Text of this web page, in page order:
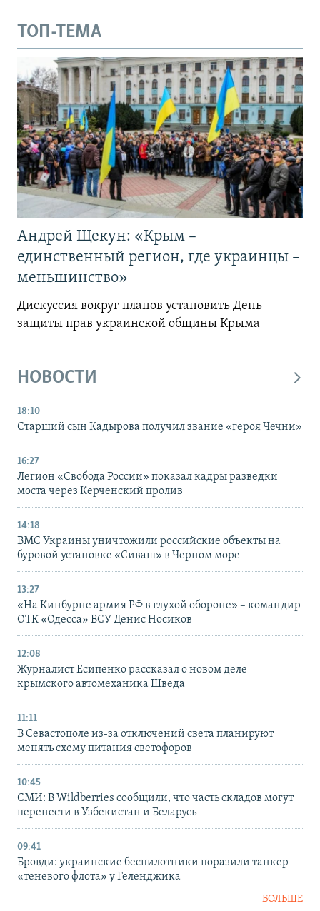
ТОП-ТЕМА
Андрей Щекун: «Крым –
единственный регион, где украинцы –
меньшинство»
Дискуссия вокруг планов установить День
защиты прав украинской общины Крыма
НОВОСТИ
18:10
Старший сын Кадырова получил звание «героя Чечни»
16:27
Легион «Свобода России» показал кадры разведки
моста через Керченский пролив
14:18
ВМС Украины уничтожили российские объекты на
буровой установке «Сиваш» в Черном море
13:27
«На Кинбурне армия РФ в глухой обороне» – командир
ОТК «Одесса» ВСУ Денис Носиков
12:08
Журналист Есипенко рассказал о новом деле
крымского автомеханика Шведа
11:11
В Севастополе из-за отключений света планируют
менять схему питания светофоров
10:45
СМИ: В Wildberries сообщили, что часть складов могут
перенести в Узбекистан и Беларусь
09:41
Бровди: украинские беспилотники поразили танкер
«теневого флота» у Геленджика
БОЛЬШЕ